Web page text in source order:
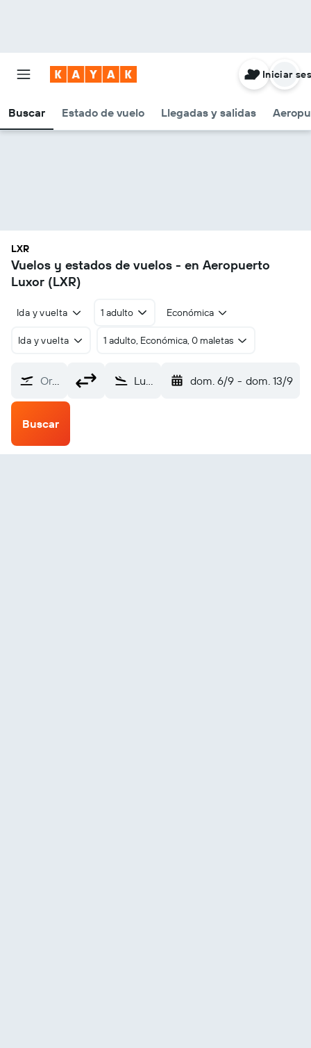
Buscar Estado de vuelo Llegadas y salidas
Iniciar
LXR
Vuelos y estados de vuelos - en Aeropuerto
Luxor (LXR)
Ida y vuelta 1 adulto Económica
Ida y vuelta 1 adulto, Económica, 0 maletas
Origen Luxor (LXR) dom. 6/9 - dom. 13/9
Buscar